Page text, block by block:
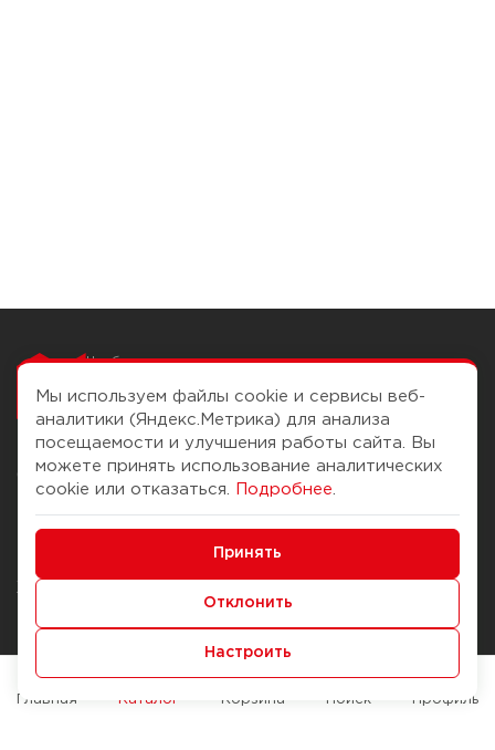
Чтобы вам легко
О компании
История Компании
Журнал
Наши марки
Брендирование
Помощь
Доставка и оплата
Способы оплаты
Служба контроля качества
Мы используем файлы cookie и сервисы веб-
аналитики (Яндекс.Метрика) для анализа
посещаемости и улучшения работы сайта. Вы
можете принять использование аналитических
cookie или отказаться.
Подробнее
Принять
Отклонить
Настроить
Главная Каталог Корзина Поиск Профиль